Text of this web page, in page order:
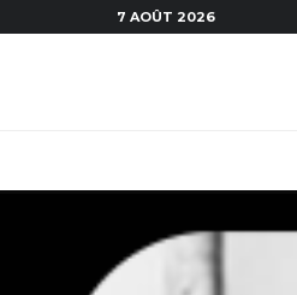
7 AOÛT 2026